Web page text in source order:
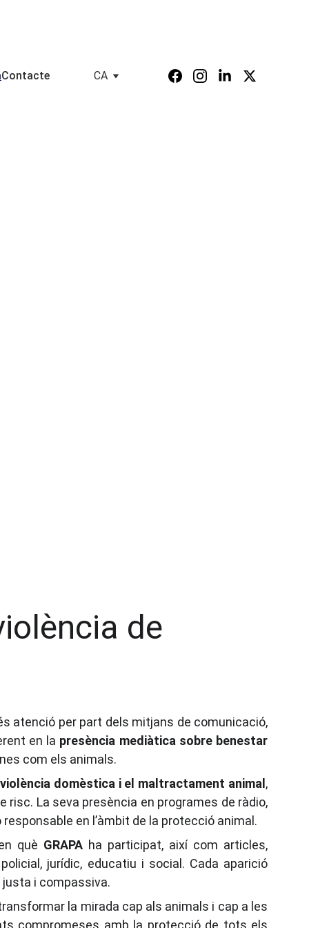
Contacte CA
atenció per part dels mitjans de comunicació,
en la presència mediàtica sobre benestar
com els animals.
domèstica i el maltractament animal ,
La seva presència en programes de ràdio,
responsable en l’àmbit de la protecció animal.
què GRAPA ha participat, així com articles,
jurídic, educatiu i social. Cada aparició
i compassiva.
la mirada cap als animals i cap a les
compromeses amb la protecció de tots els
de